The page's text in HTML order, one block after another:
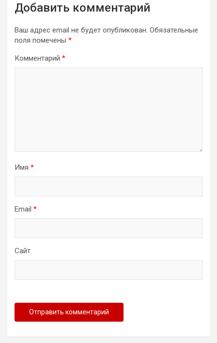
Добавить комментарий
Ваш адрес email не будет опубликован. Обязательные
поля помечены *
Комментарий *
Имя *
Email *
Сайт